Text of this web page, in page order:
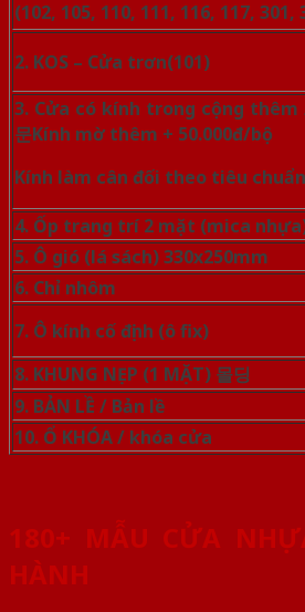
(102, 105, 110, 111, 116, 117, 301,
2. KOS – Cửa trơn(101)
3. Cửa có kính trong cộng thêm
문Kính mờ thêm + 50.000đ/bộ
Kính làm cân đối theo tiêu chuẩn
4. Ốp trang trí 2 mặt (mica
5. Ô gió (lá sách) 330x250mm
6. Chỉ nhôm
7. Ô kính cố định (ô fix)
8. KHUNG NẸP (1 MẶT) 몰딩
9. BẢN LỀ / Bản lề
10. Ổ KHÓA / khóa cửa
180+ MẪU CỬA
HÀNH